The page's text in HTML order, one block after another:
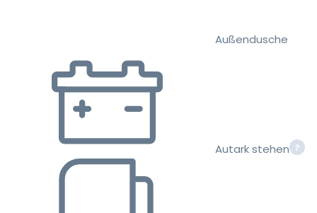
Außendusche
Autark stehen